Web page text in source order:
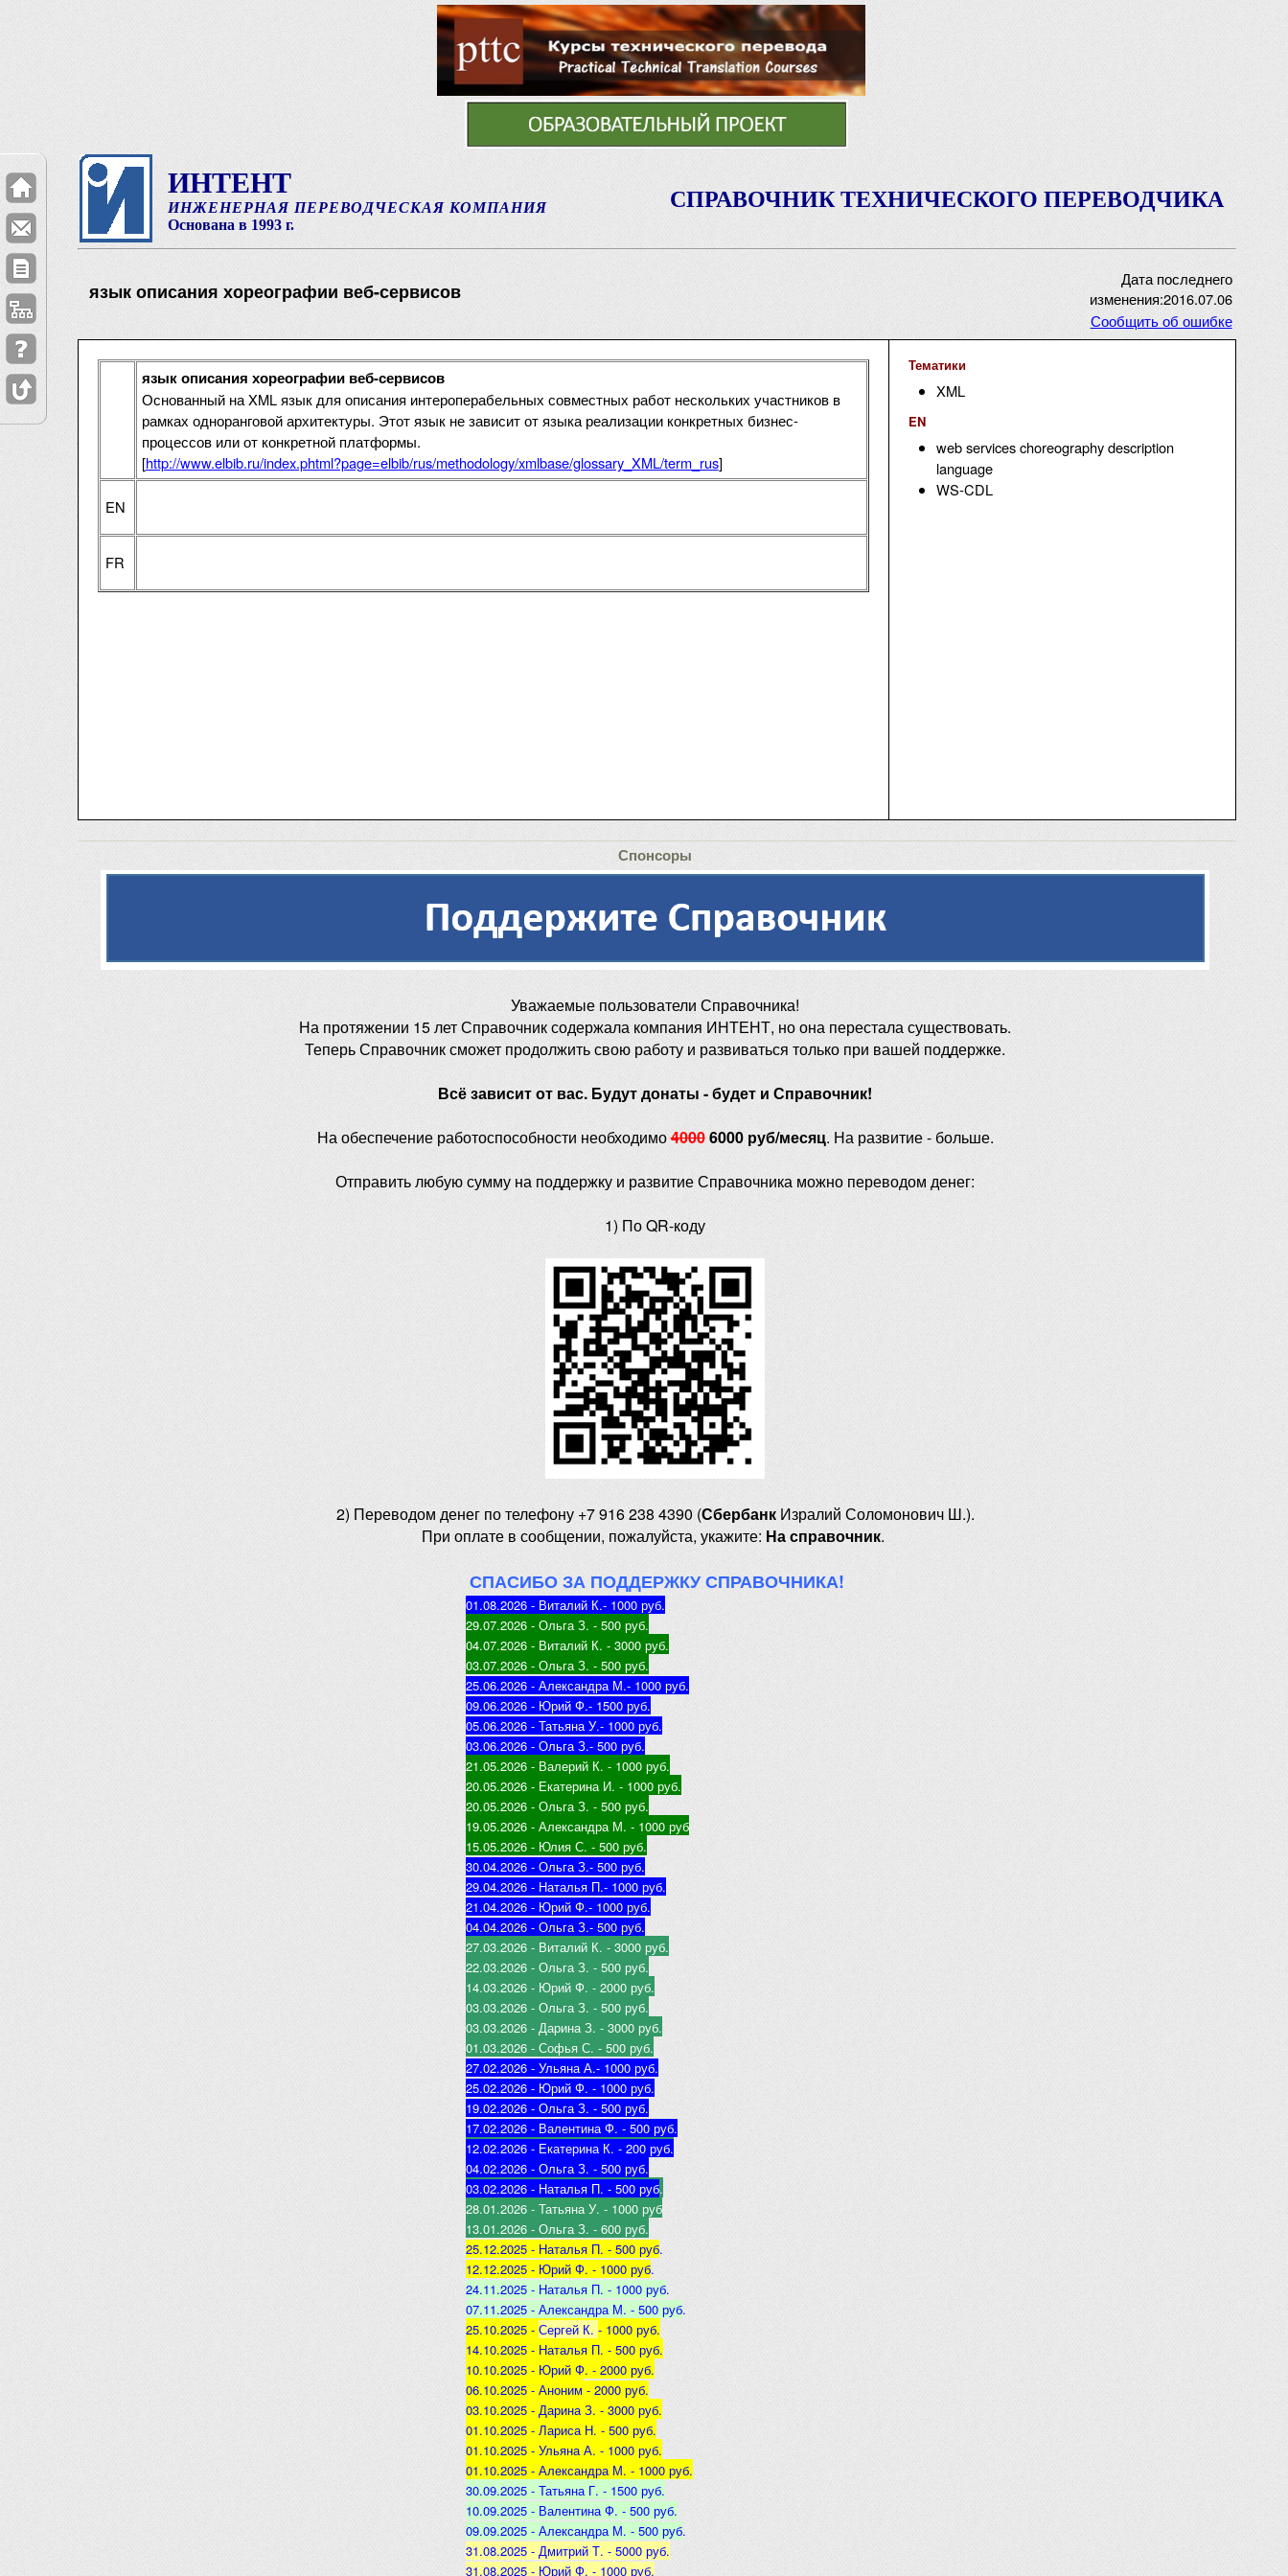
ИНТЕНТ
ИНЖЕНЕРНАЯ ПЕРЕВОДЧЕСКАЯ КОМПАНИЯ
Основана в 1993 г.
СПРАВОЧНИК ТЕХНИЧЕСКОГО ПЕРЕВОДЧИКА
язык описания хореографии веб-сервисов
Дата последнего
изменения:2016.07.06
Сообщить об ошибке
язык описания хореографии веб-сервисов
Основанный на XML язык для описания интероперабельных совместных работ нескольких участников в
рамках одноранговой архитектуры. Этот язык не зависит от языка реализации конкретных бизнес-
процессов или от конкретной платформы.
[http://www.elbib.ru/index.phtml?page=elbib/rus/methodology/xmlbase/glossary_XML/term_rus]
EN
FR
Тематики
XML
EN
web services choreography description
language
WS-CDL
Спонсоры
Уважаемые пользователи Справочника!
На протяжении 15 лет Справочник содержала компания ИНТЕНТ, но она перестала существовать.
Теперь Справочник сможет продолжить свою работу и развиваться только при вашей поддержке.
Всё зависит от вас. Будут донаты - будет и Справочник!
На обеспечение работоспособности необходимо40006000 руб/месяц. На развитие - больше.
Отправить любую сумму на поддержку и развитие Справочника можно переводом денег:
1) По QR-коду
2) Переводом денег по телефону +7 916 238 4390 (Сбербанк Изралий Соломонович Ш.).
При оплате в сообщении, пожалуйста, укажите: На справочник.
СПАСИБО ЗА ПОДДЕРЖКУ СПРАВОЧНИКА!
01.08.2026 - Виталий К.- 1000 руб.
29.07.2026 - Ольга З. - 500 руб.
04.07.2026 - Виталий К. - 3000 руб.
03.07.2026 - Ольга З. - 500 руб.
25.06.2026 - Александра М.- 1000 руб.
09.06.2026 - Юрий Ф.- 1500 руб.
05.06.2026 - Татьяна У.- 1000 руб.
03.06.2026 - Ольга З.- 500 руб.
21.05.2026 - Валерий К. - 1000 руб.
20.05.2026 - Екатерина И. - 1000 руб.
20.05.2026 - Ольга З. - 500 руб.
19.05.2026 - Александра М. - 1000 руб
15.05.2026 - Юлия С. - 500 руб.
30.04.2026 - Ольга З.- 500 руб.
29.04.2026 - Наталья П.- 1000 руб.
21.04.2026 - Юрий Ф.- 1000 руб.
04.04.2026 - Ольга З.- 500 руб.
27.03.2026 - Виталий К. - 3000 руб.
22.03.2026 - Ольга З. - 500 руб.
14.03.2026 - Юрий Ф. - 2000 руб.
03.03.2026 - Ольга З. - 500 руб.
03.03.2026 - Дарина З. - 3000 руб.
01.03.2026 - Софья С. - 500 руб.
27.02.2026 - Ульяна А.- 1000 руб.
25.02.2026 - Юрий Ф. - 1000 руб.
19.02.2026 - Ольга З. - 500 руб.
17.02.2026 - Валентина Ф. - 500 руб.
12.02.2026 - Екатерина К. - 200 руб.
04.02.2026 - Ольга З. - 500 руб.
03.02.2026 - Наталья П. - 500 руб.
28.01.2026 - Татьяна У. - 1000 руб
13.01.2026 - ОльгаЗ. - 600 руб.
25.12.2025 - Наталья П. - 500 руб.
12.12.2025 - Юрий Ф. - 1000 руб.
24.11.2025 - Наталья П. - 1000 руб.
07.11.2025 - Александра М. - 500 руб.
25.10.2025 - Сергей К. - 1000 руб.
14.10.2025 - Наталья П. - 500 руб.
10.10.2025 - Юрий Ф. - 2000 руб.
06.10.2025 - Аноним - 2000 руб.
03.10.2025 - Дарина З. - 3000 руб.
01.10.2025 - Лариса Н. - 500 руб.
01.10.2025 - Ульяна А. - 1000 руб.
01.10.2025 - Александра М. - 1000 руб.
30.09.2025 - Татьяна Г. - 1500 руб.
10.09.2025 - Валентина Ф. - 500 руб.
09.09.2025 - Александра М. - 500 руб.
31.08.2025 - Дмитрий Т. - 5000 руб.
31.08.2025 - Юрий Ф. - 1000 руб.